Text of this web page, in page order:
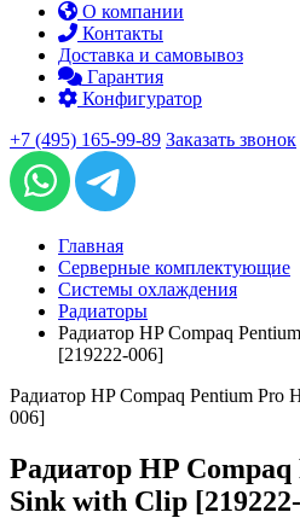
О компании
Контакты
Доставка и самовывоз
Гарантия
Конфигуратор
+7 (495) 165-99-89 Заказать звонок
Главная
Серверные комплектующие
Системы охлаждения
Радиаторы
Радиатор HP Compaq
[219222-006]
Радиатор HP Compaq Pentium Pro
006]
Радиатор HP
Sink with Clip